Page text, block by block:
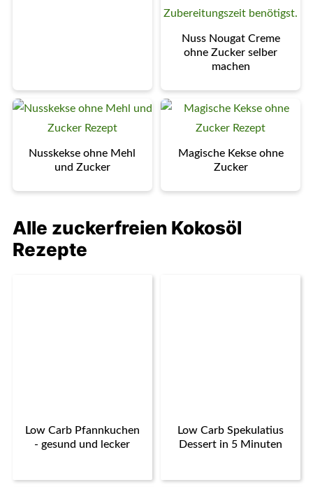
Nuss Nougat Creme
ohne Zucker selber
machen
Nusskekse ohne Mehl
und Zucker
Magische Kekse ohne
Zucker
Alle zuckerfreien Kokosöl
Rezepte
Low Carb Pfannkuchen
- gesund und lecker
Low Carb Spekulatius
Dessert in 5 Minuten